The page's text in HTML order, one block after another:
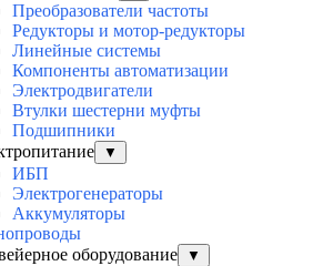
Преобразователи частоты
Редукторы и мотор-редукторы
Линейные системы
Компоненты автоматизации
Электродвигатели
Втулки шестерни муфты
Подшипники
▼
ИБП
Электрогенераторы
Аккумуляторы
оборудование
▼